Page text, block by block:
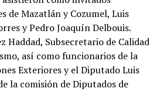
de Mazatlán y Cozumel, Luis
y Pedro Joaquín Delbouis.
Haddad, Subsecretario de Calidad
así como funcionarios de la
Exteriores y el Diputado Luis
la comisión de Diputados de